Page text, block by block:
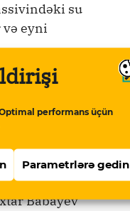
performans üçün
Parametrlərə gedin
su
və eyni
zorla
ilə
dən çox
Babayev